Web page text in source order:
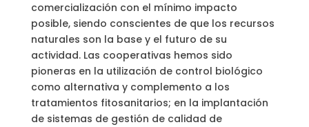
comercialización con el mínimo impacto
posible, siendo conscientes de que los recursos
naturales son la base y el futuro de su
actividad. Las cooperativas hemos sido
pioneras en la utilización de control biológico
como alternativa y complemento a los
tratamientos fitosanitarios; en la implantación
de sistemas de gestión de calidad de